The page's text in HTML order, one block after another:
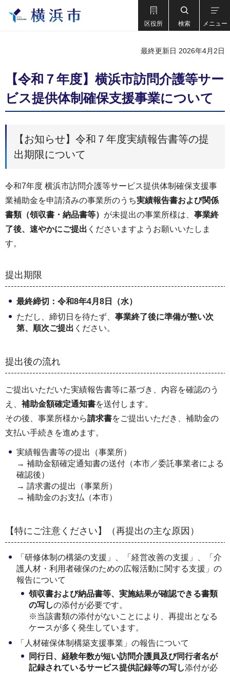
区役所 検索 メニュー
最終更新日 2026年4月2日
【令和７年度】横浜市訪問介護等サー
ビス提供体制確保支援事業について
【お知らせ】令和７年度実績報告書等の提
出期限について
令和7年度 横浜市訪問介護等サービス提供体制確保支援事
業補助金を申請済みの事業所のうち実績報告書および関係
書類（領収書・納品書等） が未提出の事業所様は、 事業終
了後、速やかにご提出 くださいますようお願いいたしま
す。
提出期限
最終締切：令和8年4月8日（水）
ただし、締切日を待たず、 事業終了後に準備が整い次
第、順次ご提出 ください。
提出後の流れ
ご提出いただいた実績報告書等に基づき、内容を確認のう
え、 補助金額確定通知書を送付します。
その後、事業所様から請求書をご提出いただき、補助金の
支払い手続きを進めます。
実績報告書等の提出（事業所）
→ 補助金額確定通知書の送付（本市／委託事業者による
確認後）
→ 請求書の提出（事業所）
→ 補助金のお支払（本市）
【特にご注意ください】（再提出の主な原因）
「研修体制の構築の支援」、「経営改善の支援」、「介
護人材・利用者確保のための広報活動に関する支援」の
報告について
領収書および納品書等、実施結果が確認できる書類
の写しの添付が必要です。
※当該書類の添付がないことにより、再提出となる
ケースが多く発生しています。
「人材確保体制構築支援事業」の報告について
同行日、経験年数が短い訪問介護員及び同行者名が
記録されているサービス提供記録等の写し添付が必